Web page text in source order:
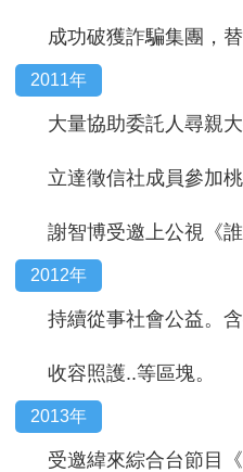
成功破獲詐騙集團，
2011年
大量協助委託人尋親大
立達徵信社成員參加
謝智博受邀上公視《
2012年
持續從事社會公益。
收容照護..等區塊。
2013年
受邀緯來綜合台節目